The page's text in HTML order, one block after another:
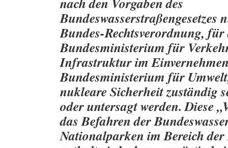
Bundeswasserstraßengesetzes
Bundes-Rechtsverordnung,
Bundesministerium für
Infrastruktur im
Bundesministerium für
nukleare Sicherheit zuständig
oder untersagt werden. Diese
das Befahren der
Nationalparken im Bereich der